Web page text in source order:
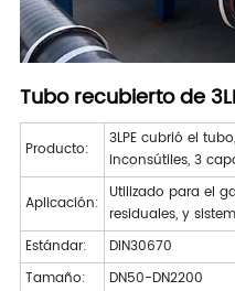
Tubo recubierto de
Producto:
3LPE cubrió el
inconsútiles, 3
Aplicación:
Utilizado para el
residuales, y
Estándar:
DIN30670
Tamaño:
DN50-DN2200